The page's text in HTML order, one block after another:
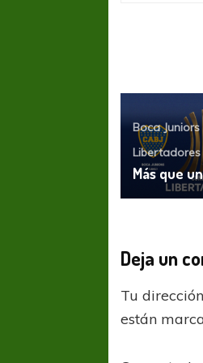
Boca Juniors
Libertadores
Más que
Deja un
Tu
están
FÚTBOL FEMENINO
REGIONAL AMATEUR